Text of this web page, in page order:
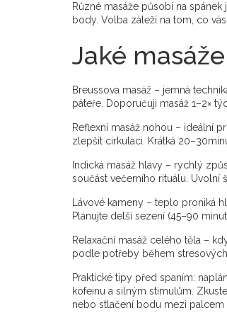
Různé masáže působí na
body. Volba záleží na tom, co
Jaké
Breussova masáž – jemná
páteře. Doporučuji masáž 1–2×
Reflexní masáž nohou – ideální
zlepšit cirkulaci. Krátká
Indická masáž hlavy – rychlý
součást večerního rituálu. Uvolní
Lávové kameny – teplo proniká
Plánujte delší sezení (45–90
Relaxační masáž celého těla –
podle potřeby během
Praktické tipy před spaním:
kofeinu a silným stimulům.
nebo stlačení bodu mezi palcem